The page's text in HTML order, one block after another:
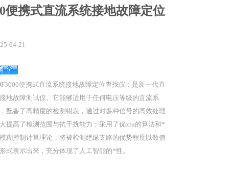
便携式直流系统接地故障定位
04-21
便携式直流系统接地故障定位查找仪：是新一代直
地故障测试仪。它能够适用于任何电压等级的直流系
配备了高精度的检测钳表，通过对多种信号的高效处理
提高了检测范围与抗干扰能力；采用了优xiu的算法和*
糊控制计算理论，将被检测绝缘支路的优势程度以数值
式表示出来，充分体现了人工智能的*性。